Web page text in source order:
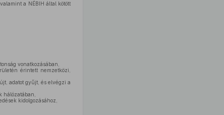
a NÉBIH által kötött
vonatkozásában,
érintett nemzetközi,
adatot gyűjt, és elvégzi a
hálózatában,
kidolgozásához,